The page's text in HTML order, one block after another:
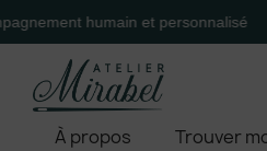
humain et personnalisé
À propos Trouver